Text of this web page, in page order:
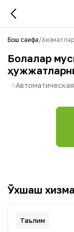
Бош саҳифа/Хизматлар
Болалар
Автоматическая
Ўхшаш
Таълим